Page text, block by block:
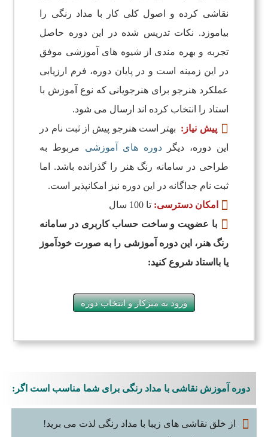
نقاشی کرده و اصول کلی کار با مداد رنگی را
بیاموزد. نکات تدریس شده در این دوره حاصل
تجربه و بهره مندی از شیوه های آموزشی موفق
در این زمینه است و در پایان دوره، فرم ارزیابی
عملکرد هنرجو برای هنرجویانی که نوع آموزش با
استاد را انتخاب کرده اند ارسال می شود.
پیش نیاز: بهتر است هنرجو پیش از ثبت نام در
این دوره، دیگردوره های آموزشی مربوط به
طراحی در سامانه رنگ هنر را گذرانده باشد. اما
ثبت نام جداگانه در این دوره نیز امکانپذیر است.
 امکان دسترسی: تا 100 سال
با عضویت و ساخت حساب کاربری در سامانه
رنگ هنر، این دوره آموزشی را به صورت خودآموز
یا بااستاد شروع کنید:
ورود به میزکار و انتخاب دوره
دوره آموزش نقاشی با مداد رنگی برای شما مناسب است اگر:
از خلق نقاشی های زیبا با مداد رنگی لذت می برید!